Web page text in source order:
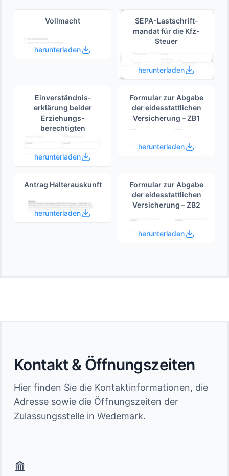
Vollmacht
herunterladen
SEPA-Lastschrift­
mandat für die Kfz-
Steuer
herunterladen
Einverständnis­
erklärung beider
Erziehungs­
berechtigten
herunterladen
Formular zur Abgabe
der eides­stattlichen
Versicherung – ZB1
herunterladen
Antrag Halterauskunft
herunterladen
Formular zur Abgabe
der eides­stattlichen
Versicherung – ZB2
herunterladen
Kontakt & Öffnungszeiten
Hier finden Sie die Kontaktinformationen, die
Adresse sowie die Öffnungszeiten der
Zulassungsstelle in Wedemark.